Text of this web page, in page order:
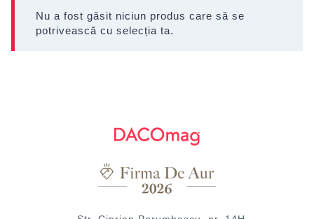
Nu a fost găsit niciun produs care să se
potrivească cu selecția ta.